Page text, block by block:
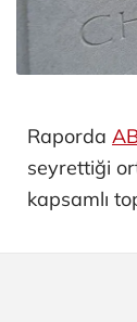
Raporda
seyrettiği
kapsamlı